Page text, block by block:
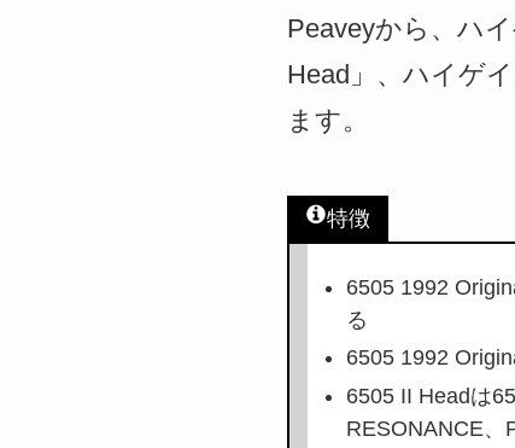
Peaveyから、ハ
Head」、ハイゲ
ます。
特徴
6505 1992
る
6505 1992
6505 II Headは
RESONANCE、